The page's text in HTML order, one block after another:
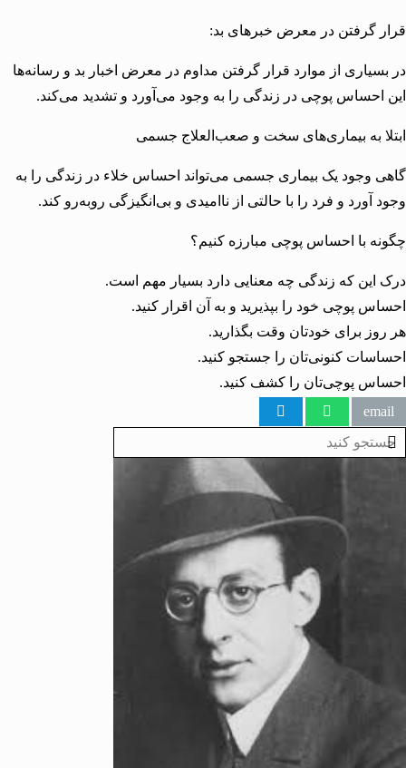
گرفتن در معرض خبرهای بد:
از موارد قرار گرفتن مداوم در معرض اخبار بد و رسانه‌ها
احساس پوچی در زندگی را به وجود می‌آورد و تشدید می‌کند.
به بیماری‌های سخت و صعب‌العلاج جسمی
وجود یک بیماری جسمی می‌تواند احساس خلاء در زندگی را به
آورد و فرد را با حالتی از ناامیدی و بی‌انگیزگی روبه‌رو کند.
با احساس پوچی مبارزه کنیم؟
این که زندگی چه معنایی دارد بسیار مهم است.
پوچی خود را بپذیرید و به آن اقرار کنید.
برای خودتان وقت بگذارید.
کنونی‌تان را جستجو کنید.
پوچی‌تان را کشف کنید.